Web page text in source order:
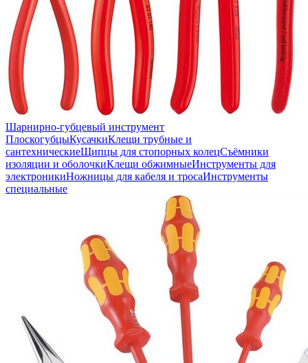
Шарнирно-губцевый инструмент
ПлоскогубцыКусачкиКлещи трубные и
сантехническиеЩипцы для стопорных колецСъёмники
изоляции и оболочкиКлещи обжимныеИнструменты для
электроникиНожницы для кабеля и тросаИнструменты
специальные